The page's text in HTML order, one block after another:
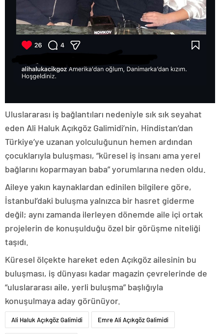
Uluslararası iş bağlantıları nedeniyle sık sık seyahat
eden Ali Haluk Açıkgöz Galimidi’nin, Hindistan’dan
Türkiye’ye uzanan yolculuğunun hemen ardından
çocuklarıyla buluşması, “küresel iş insanı ama yerel
bağlarını koparmayan baba” yorumlarına neden oldu.
Aileye yakın kaynaklardan edinilen bilgilere göre,
İstanbul’daki buluşma yalnızca bir hasret giderme
değil; aynı zamanda ilerleyen dönemde aile içi ortak
projelerin de konuşulduğu özel bir görüşme niteliği
taşıdı.
Küresel ölçekte hareket eden Açıkgöz ailesinin bu
buluşması, iş dünyası kadar magazin çevrelerinde de
“uluslararası aile, yerli buluşma” başlığıyla
konuşulmaya aday görünüyor.
Ali Haluk Açıkgöz Galimidi Emre Ali Açıkgöz Galimidi